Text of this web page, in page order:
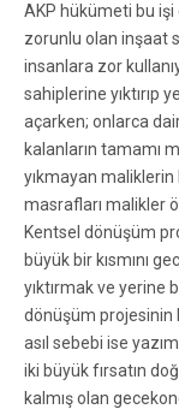
AKP hükümeti bu işi
zorunlu olan inşaat
insanlara zor
sahiplerine yıktırıp
açarken; onlarca
kalanların tamamı
yıkmayan maliklerin
masrafları malikler
Kentsel dönüşüm
büyük bir kısmını
yıktırmak ve yerine
dönüşüm projesinin
asıl sebebi ise
iki büyük fırsatın
kalmış olan